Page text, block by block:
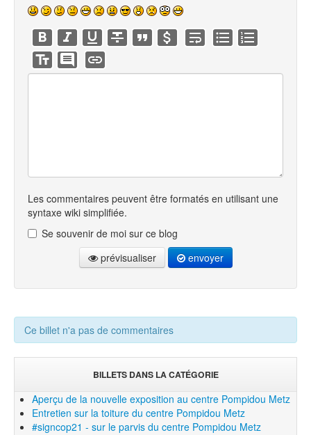
Les commentaires peuvent être formatés en utilisant une
syntaxe wiki simplifiée.
Se souvenir de moi sur ce blog
prévisualiser
envoyer
Ce billet n'a pas de commentaires
BILLETS DANS LA CATÉGORIE
Aperçu de la nouvelle exposition au centre Pompidou Metz
Entretien sur la toiture du centre Pompidou Metz
#signcop21 - sur le parvis du centre Pompidou Metz